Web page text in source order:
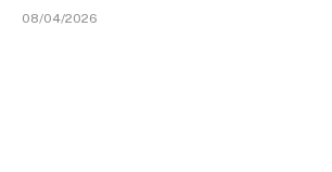
08/04/2026